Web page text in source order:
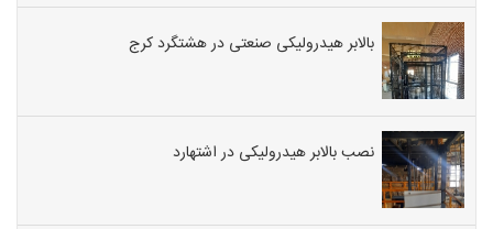
بالابر هیدرولیکی صنعتی در هشتگرد کرج
نصب بالابر هیدرولیکی در اشتهارد